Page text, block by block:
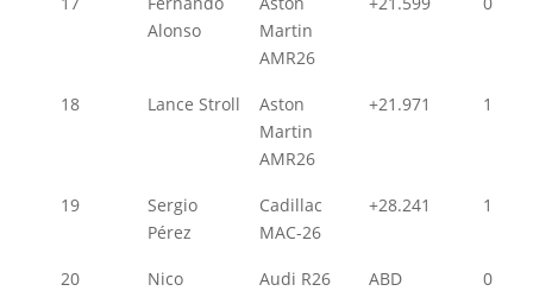
Alonso
Martin
AMR26
18 Lance Stroll
Aston
Martin
AMR26
+21.971 1
19
Sergio
Pérez
Cadillac
MAC-26
+28.241 1
20
Nico
Audi R26 ABD 0